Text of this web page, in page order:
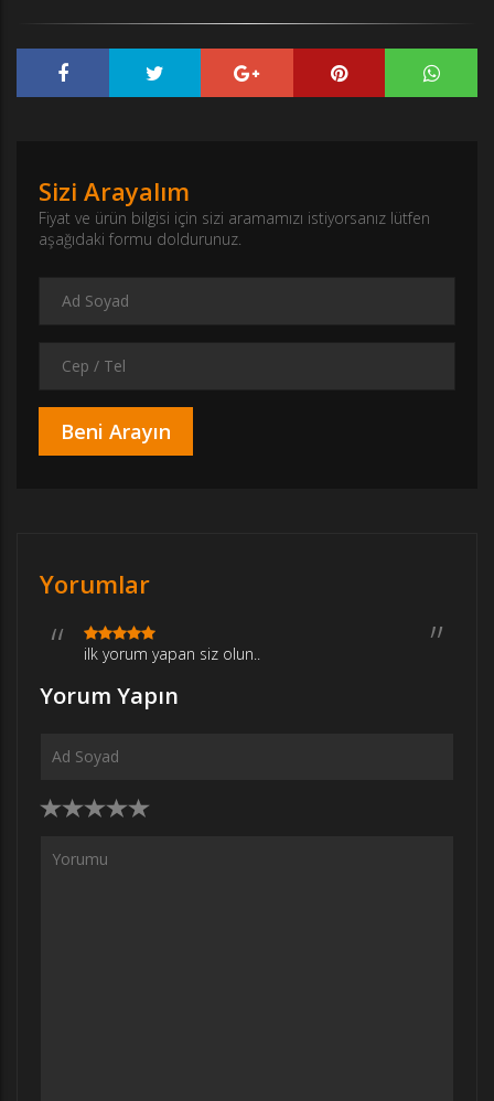
Sizi Arayalım
Fiyat ve ürün bilgisi için sizi aramamızı istiyorsanız lütfen
aşağıdaki formu doldurunuz.
Yorumlar
ilk yorum yapan siz olun..
Yorum Yapın